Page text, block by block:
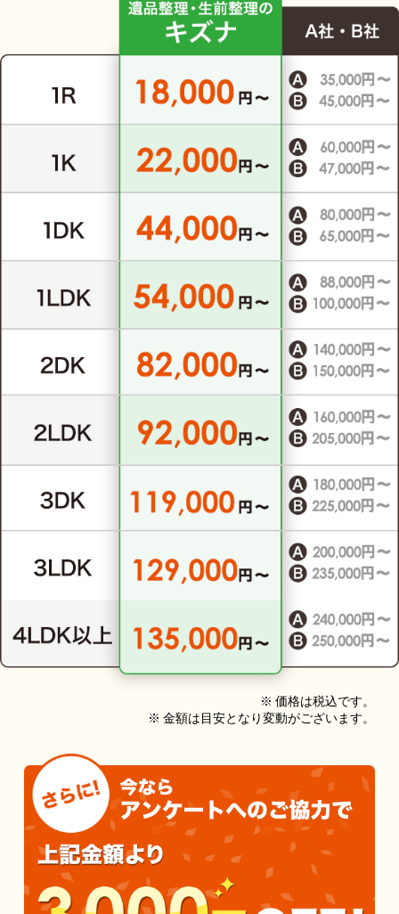
※ 価格は税込です。
※ 金額は目安となり変動がございます。